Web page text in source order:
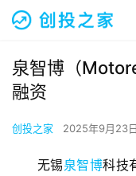
泉智博（
融资
创投之家 2025年9月23
无锡泉智博科技